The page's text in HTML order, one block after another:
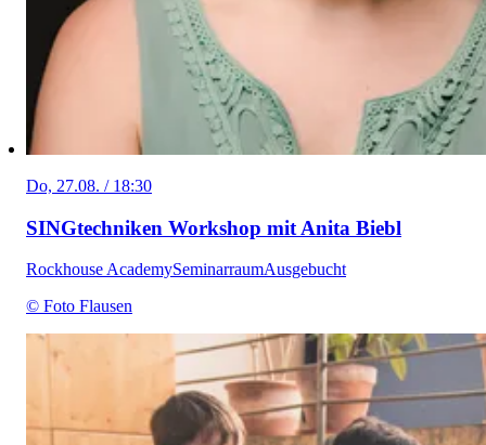
Do, 27.08. / 18:30
SINGtechniken Workshop mit Anita Biebl
Rockhouse AcademySeminarraumAusgebucht
© Foto Flausen